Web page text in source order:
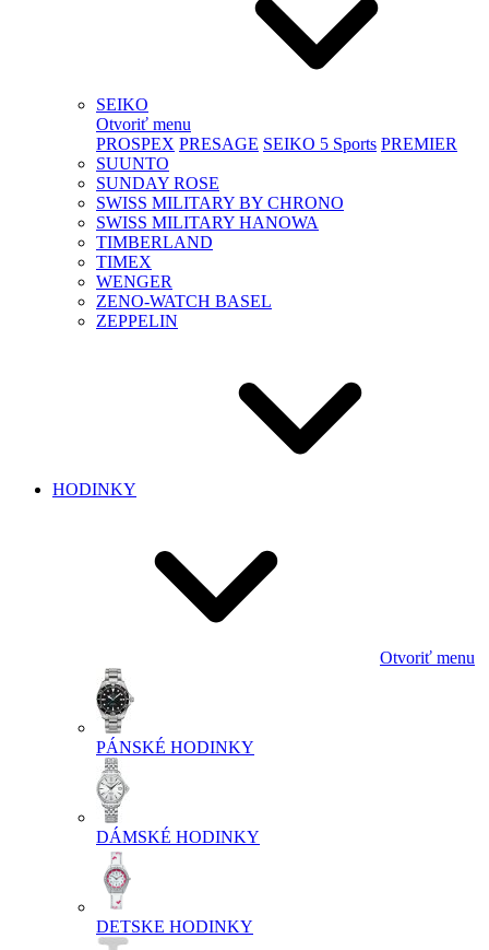
SEIKO
Otvoriť menu
PROSPEX PRESAGE SEIKO 5 Sports PREMIER
SUUNTO
SUNDAY ROSE
SWISS MILITARY BY CHRONO
SWISS MILITARY HANOWA
TIMBERLAND
TIMEX
WENGER
ZENO-WATCH BASEL
ZEPPELIN
HODINKY
Otvoriť menu
PÁNSKÉ HODINKY
DÁMSKÉ HODINKY
DETSKE HODINKY